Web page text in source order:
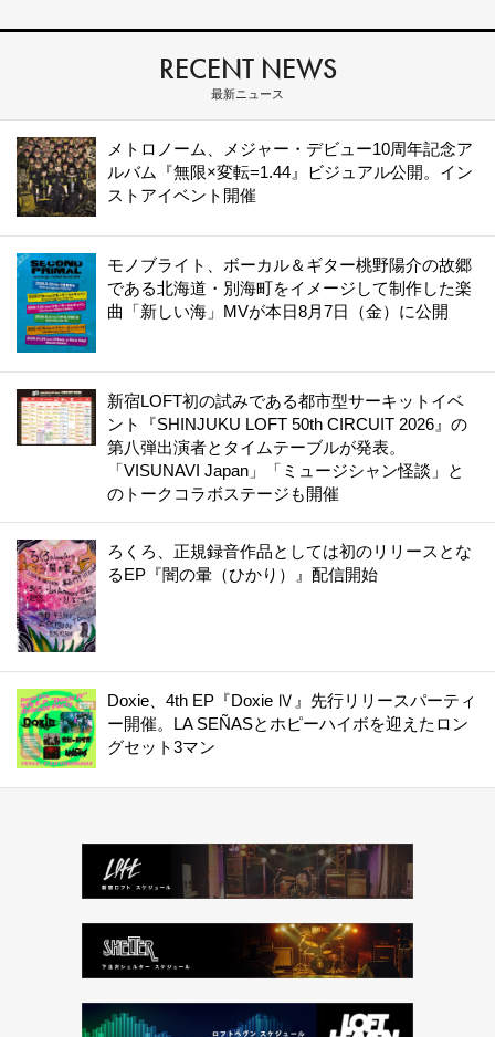
RECENT NEWS
最新ニュース
メトロノーム、メジャー・デビュー10周年記念ア
ルバム『無限×変転=1.44』ビジュアル公開。イン
ストアイベント開催
モノブライト、ボーカル＆ギター桃野陽介の故郷
である北海道・別海町をイメージして制作した楽
曲「新しい海」MVが本日8月7日（金）に公開
新宿LOFT初の試みである都市型サーキットイベ
ント『SHINJUKU LOFT 50th CIRCUIT 2026』の
第八弾出演者とタイムテーブルが発表。
「VISUNAVI Japan」「ミュージシャン怪談」と
のトークコラボステージも開催
ろくろ、正規録音作品としては初のリリースとな
るEP『闇の暈（ひかり）』配信開始
Doxie、4th EP『Doxie Ⅳ』先行リリースパーティ
ー開催。LA SEÑASとホピーハイボを迎えたロン
グセット3マン